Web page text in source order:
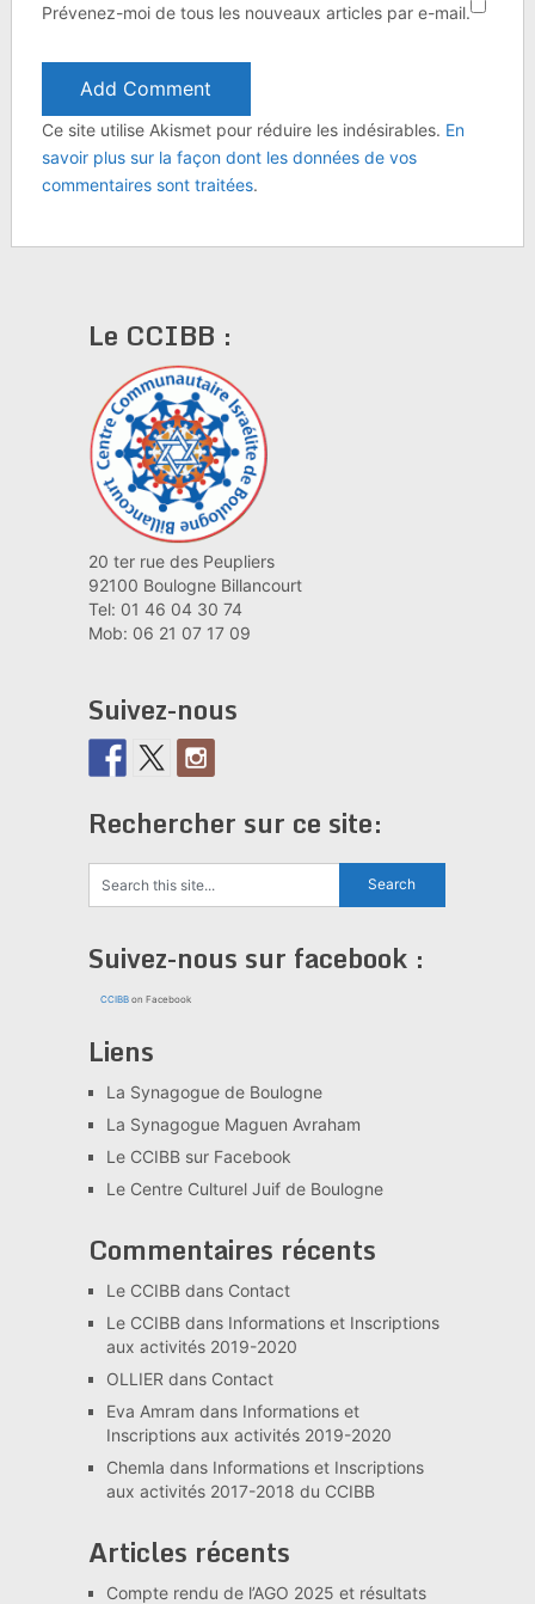
Prévenez-moi de tous les nouveaux articles par e-mail.
Ce site utilise Akismet pour réduire les indésirables. En
savoir plus sur la façon dont les données de vos
commentaires sont traitées.
Le CCIBB :
20 ter rue des Peupliers
92100 Boulogne Billancourt
Tel: 01 46 04 30 74
Mob: 06 21 07 17 09
Suivez-nous
Rechercher sur ce site:
Suivez-nous sur facebook :
CCIBBon Facebook
Liens
La Synagogue de Boulogne
La Synagogue Maguen Avraham
Le CCIBB sur Facebook
Le Centre Culturel Juif de Boulogne
Commentaires récents
Le CCIBBdans Contact
Le CCIBBdans Informations et Inscriptions
aux activités 2019-2020
OLLIER dans Contact
Eva Amram dans Informations et
Inscriptions aux activités 2019-2020
Chemla dans Informations et Inscriptions
aux activités 2017-2018 du CCIBB
Articles récents
Compte rendu de l’AGO 2025 et résultats